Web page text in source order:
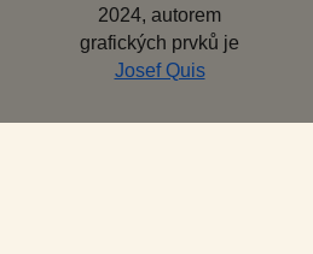
2024, autorem
grafických prvků je
Josef Quis